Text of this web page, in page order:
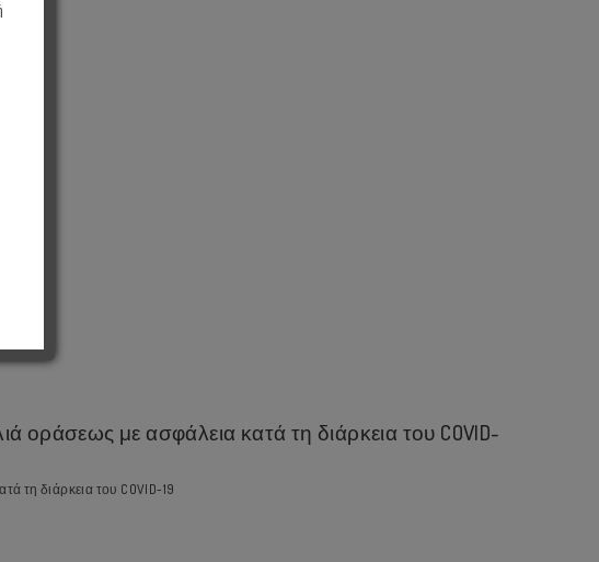
οράσεως με ασφάλεια κατά τη διάρκεια του COVID-
τη διάρκεια του COVID-19